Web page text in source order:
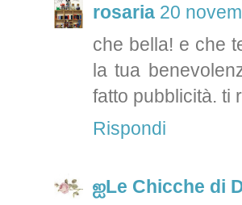
rosaria 20
che bella! e che
la tua
fatto pubblicità. ti
Rispondi
ஐLe Chicche di